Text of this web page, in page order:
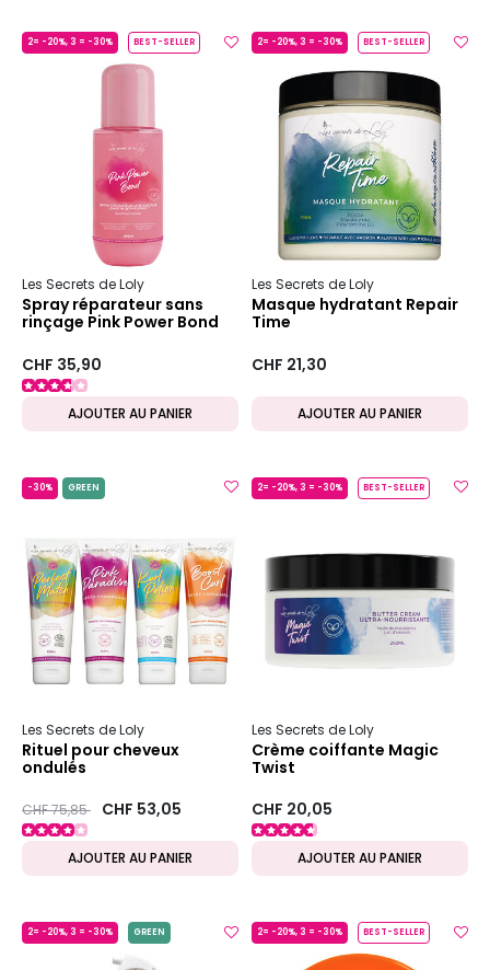
2= -20%, 3 = -30% BEST-SELLER
Les Secrets de Loly
Spray réparateur sans
rinçage Pink Power Bond
CHF 35,90
AJOUTER AU PANIER
2= -20%, 3 = -30% BEST-SELLER
Les Secrets de Loly
Masque hydratant Repair
Time
CHF 21,30
AJOUTER AU PANIER
-30% GREEN
Les Secrets de Loly
Rituel pour cheveux
ondulés
Prix ​​réduit de
CHF 75,85to CHF 53,05
AJOUTER AU PANIER
2= -20%, 3 = -30% BEST-SELLER
Les Secrets de Loly
Crème coiffante Magic
Twist
CHF 20,05
AJOUTER AU PANIER
2= -20%, 3 = -30% GREEN 2= -20%, 3 = -30% BEST-SELLER